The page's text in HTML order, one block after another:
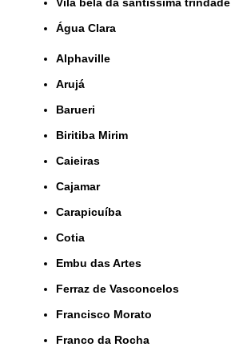
Água Clara
Alphaville
Arujá
Barueri
Biritiba Mirim
Caieiras
Cajamar
Carapicuíba
Cotia
Embu das Artes
Ferraz de Vasconcelos
Francisco Morato
Franco da Rocha